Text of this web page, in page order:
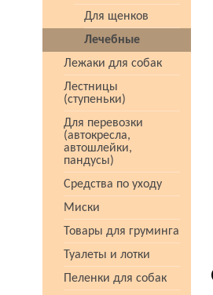
Для щенков
Лечебные
Лежаки для собак
Лестницы
(ступеньки)
Для перевозки
(автокресла,
автошлейки,
пандусы)
Средства по уходу
Миски
Товары для груминга
Туалеты и лотки
Пеленки для собак